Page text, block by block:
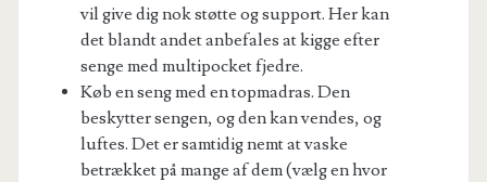
vil give dig nok støtte og support. Her kan
det blandt andet anbefales at kigge efter
senge med multipocket fjedre.
Køb en seng med en topmadras. Den
beskytter sengen, og den kan vendes, og
luftes. Det er samtidig nemt at vaske
betrækket på mange af dem (vælg en hvor